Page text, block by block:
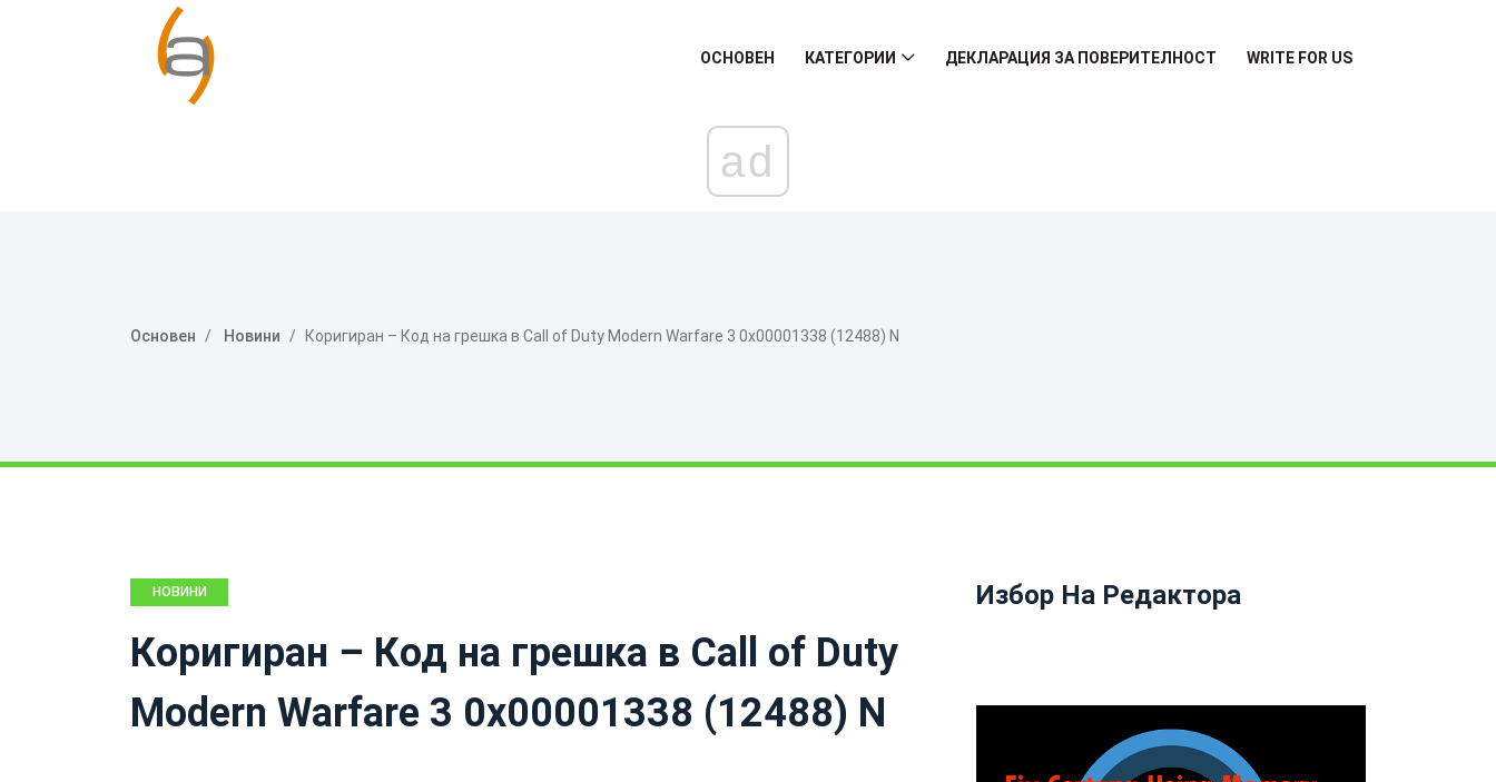
ОСНОВЕН КАТЕГОРИИ ДЕКЛАРАЦИЯ ЗА ПОВЕРИТЕЛНОСТ WRITE FOR US
ad
Основен Новини Коригиран – Код на грешка в Call of Duty Modern Warfare 3 0x00001338 (12488) N
НОВИНИ
Коригиран – Код на грешка в Call of Duty
Modern Warfare 3 0x00001338 (12488) N
Избор На Редактора